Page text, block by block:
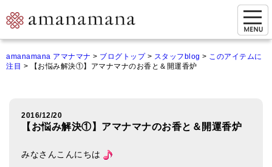
ご来店&購入
amanamana アマナマナ > ブログトップ> スタッフblog > このアイテムに
注目 > 【お悩み解決①】アマナマナのお香と＆開運香炉
2016/12/20
【お悩み解決①】アマナマナのお香と＆開運香炉
みなさんこんにちは